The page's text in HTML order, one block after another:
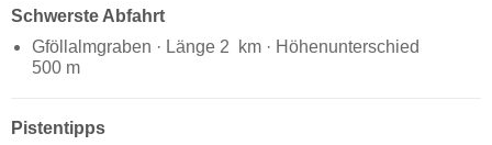
Schwerste Abfahrt
Gföllalmgraben · Länge 2 km · Höhenunterschied
500 m
Pistentipps